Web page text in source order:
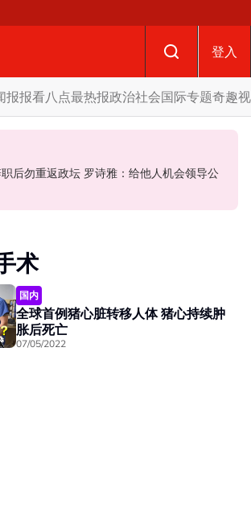
登入
报报看八点最热报政治社会国际专题奇趣
泰校园枪击案酿8师生亡 枪手疑遭长期遭霸凌成导火索
炮轰哈迪不了解章程 阿兹敏：国盟无“自动退盟”规定
罗诗雅：给他人机会领导公
术
国内
全球首例猪心脏转移人体 猪心持续肿
胀后死亡
07/05/2022